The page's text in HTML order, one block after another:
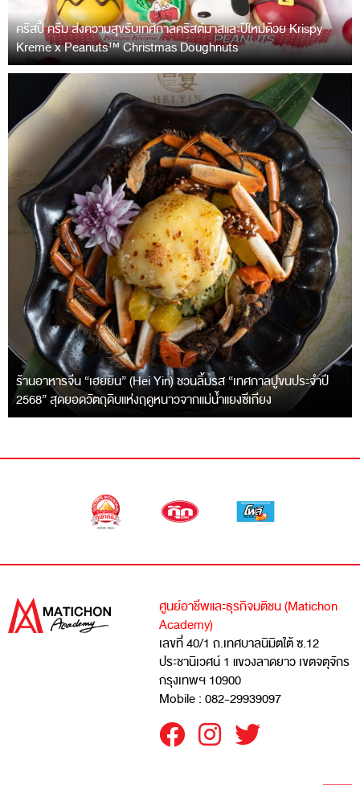
คริสปี้ ครีม ส่งความสุขรับเทศกาลคริสต์มาสและปีใหม่ด้วย Krispy
Kreme x Peanuts™ Christmas Doughnuts
ร้านอาหารจีน “เฮยยิน” (Hei Yin) ชวนลิ้มรส “เทศกาลปูขนประจำปี
2568” สุดยอดวัตถุดิบแห่งฤดูหนาวจากแม่น้ำแยงซีเกียง
ศูนย์อาชีพและธุรกิจมติชน (Matichon
Academy)
เลขที่ 40/1 ถ.เทศบาลนิมิตใต้ ซ.12
ประชานิเวศน์ 1 แขวงลาดยาว เขตจตุจักร
กรุงเทพฯ 10900
Mobile : 082-29939097